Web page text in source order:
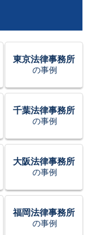
東京法律事務所
の事例
千葉法律事務所
の事例
大阪法律事務所
の事例
福岡法律事務所
の事例